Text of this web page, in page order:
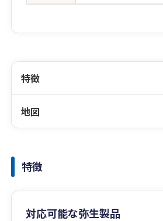
特徴
地図
特徴
対応可能な弥生製品